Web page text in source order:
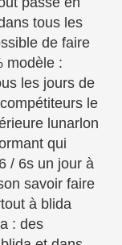
tous les
de faire
modèle :
les jours de
le
lunarlon
qui
/ 6s un jour à
savoir faire
à blida
: des